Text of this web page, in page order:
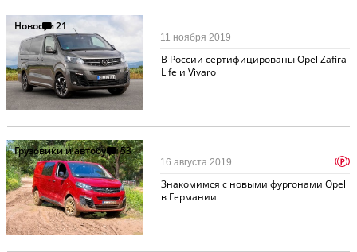
Новости21
В России сертифицированы Opel Zafira
Life и Vivaro
11 ноября 2019
Грузовики и автобусы53
Знакомимся с новыми фургонами Opel
в Германии
16 августа 2019 p